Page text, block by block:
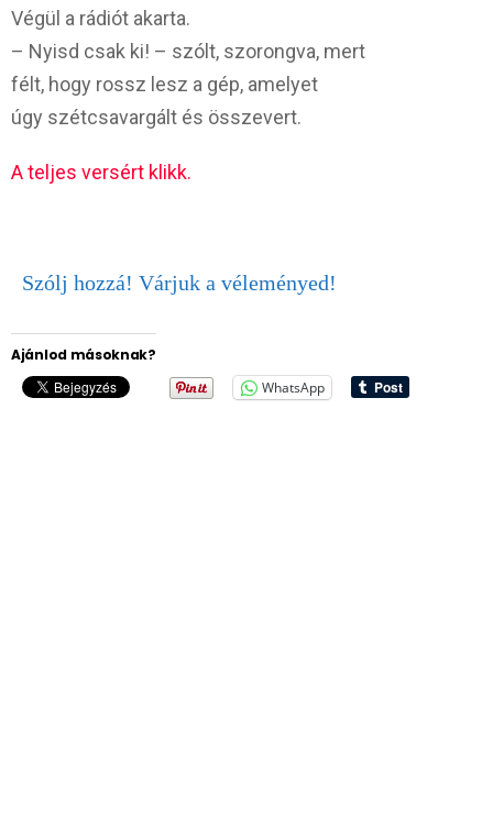
Végül a rádiót akarta.
– Nyisd csak ki! – szólt, szorongva, mert
félt, hogy rossz lesz a gép, amelyet
úgy szétcsavargált és összevert.
A teljes versért klikk.
Szólj hozzá! Várjuk a véleményed!
Ajánlod másoknak?
WhatsApp